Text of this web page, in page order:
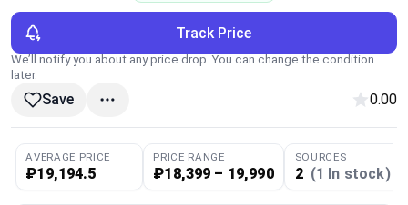
Categories
Brands
Global Price Tracker
Blog
Track Price
We’ll notify you about any price drop. You can change the condition
later.
Save 0.00
AVERAGE PRICE
₽19,194.5
PRICE RANGE
₽18,399 – 19,990
SOURCES
2 (1 In stock)